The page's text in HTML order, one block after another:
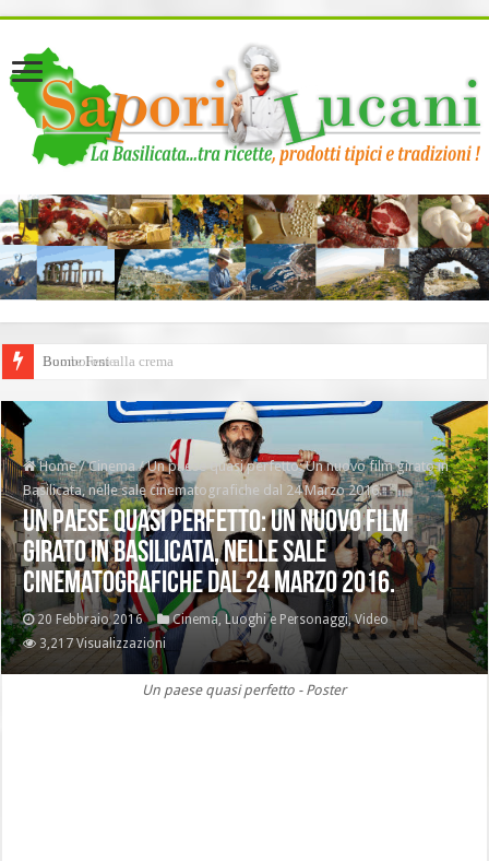
Buone Feste
Home / Cinema / Un paese quasi perfetto: Un nuovo film girato in
Basilicata, nelle sale cinematografiche dal 24 Marzo 2016.
Un paese quasi perfetto: Un nuovo film
girato in Basilicata, nelle sale
cinematografiche dal 24 Marzo 2016.
20 Febbraio 2016 Cinema, Luoghi e Personaggi,Video
3,217 Visualizzazioni
Un paese quasi perfetto - Poster